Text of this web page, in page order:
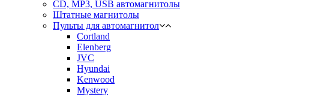
CD, MP3, USB автомагнитолы
Штатные магнитолы
Пульты для автомагнитол
Cortland
Elenberg
JVC
Hyundai
Kenwood
Mystery